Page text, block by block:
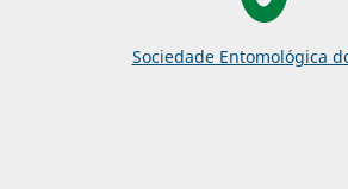
Sociedade Entomológica